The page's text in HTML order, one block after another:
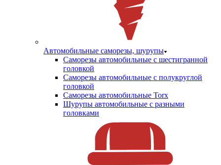
Автомобильные саморезы, шурупы
Саморезы автомобильные с шестигранной
головкой
Саморезы автомобильные с полукруглой
головкой
Саморезы автомобильные Torx
Шурупы автомобильные с разными
головками